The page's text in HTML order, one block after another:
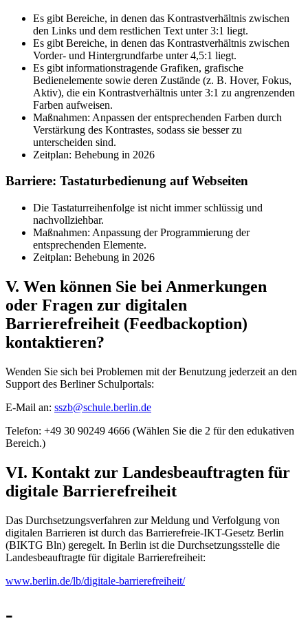
Es gibt Bereiche, in denen das Kontrastverhältnis zwischen
den Links und dem restlichen Text unter 3:1 liegt.
Es gibt Bereiche, in denen das Kontrastverhältnis zwischen
Vorder- und Hintergrundfarbe unter 4,5:1 liegt.
Es gibt informationstragende Grafiken, grafische
Bedienelemente sowie deren Zustände (z. B. Hover, Fokus,
Aktiv), die ein Kontrastverhältnis unter 3:1 zu angrenzenden
Farben aufweisen.
Maßnahmen: Anpassen der entsprechenden Farben durch
Verstärkung des Kontrastes, sodass sie besser zu
unterscheiden sind.
Zeitplan: Behebung in 2026
Barriere: Tastaturbedienung auf Webseiten
Die Tastaturreihenfolge ist nicht immer schlüssig und
nachvollziehbar.
Maßnahmen: Anpassung der Programmierung der
entsprechenden Elemente.
Zeitplan: Behebung in 2026
V. Wen können Sie bei Anmerkungen
oder Fragen zur digitalen
Barrierefreiheit (Feedbackoption)
kontaktieren?
Wenden Sie sich bei Problemen mit der Benutzung jederzeit an den
Support des Berliner Schulportals:
E-Mail an: sszb@schule.berlin.de
Telefon: +49 30 90249 4666 (Wählen Sie die 2 für den edukativen
Bereich.)
VI. Kontakt zur Landesbeauftragten für
digitale Barrierefreiheit
Das Durchsetzungsverfahren zur Meldung und Verfolgung von
digitalen Barrieren ist durch das Barrierefreie-IKT-Gesetz Berlin
(BIKTG Bln) geregelt. In Berlin ist die Durchsetzungsstelle die
Landesbeauftragte für digitale Barrierefreiheit:
www.berlin.de/lb/digitale-barrierefreiheit/
-